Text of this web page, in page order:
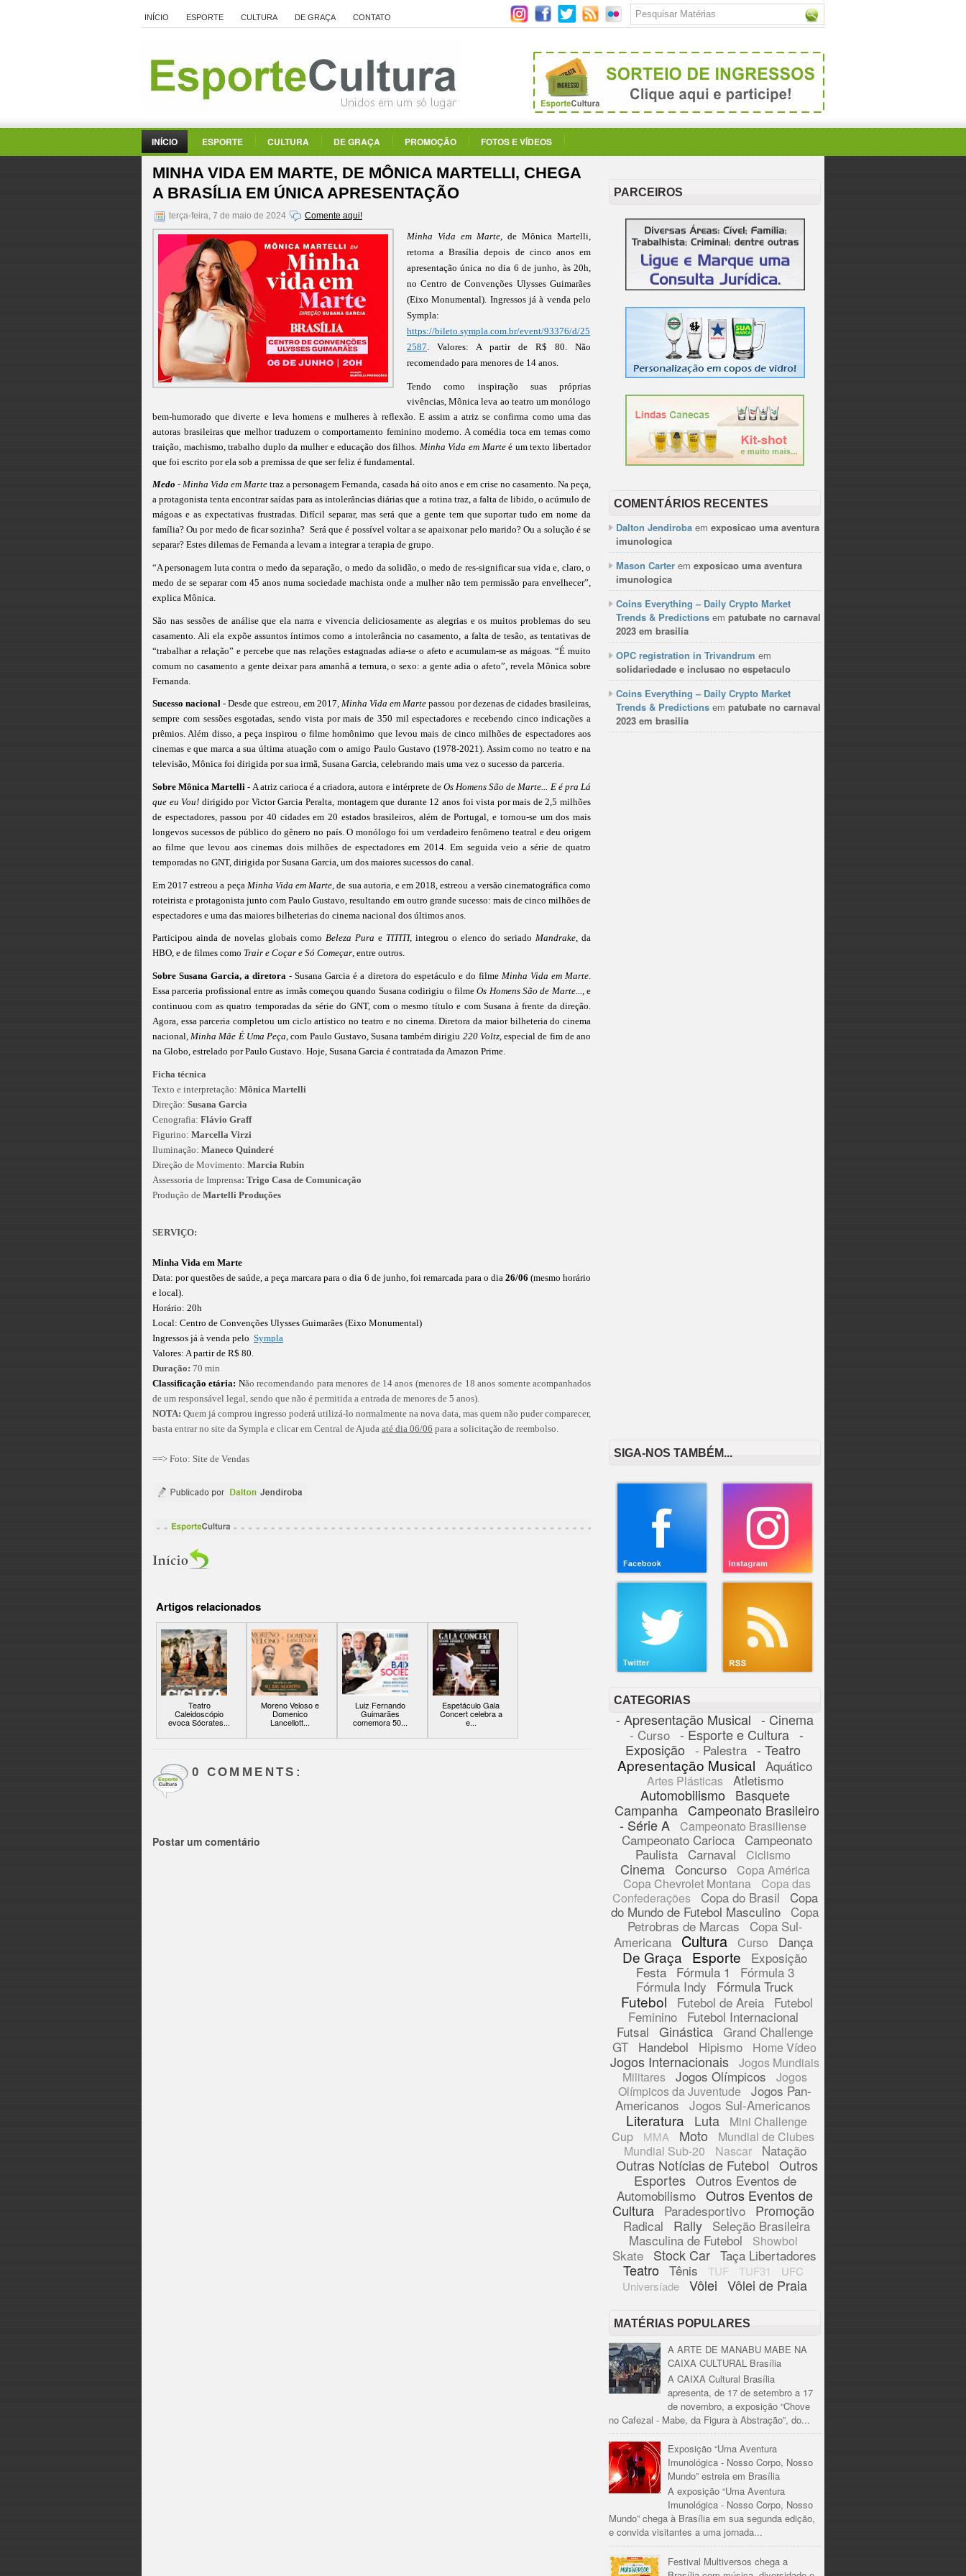
INÍCIO ESPORTE CULTURA DE GRAÇA CONTATO
INÍCIO ESPORTE CULTURA DE GRAÇA PROMOÇÃO FOTOS E VÍDEOS
MINHA VIDA EM MARTE, DE MÔNICA MARTELLI, CHEGA
A BRASÍLIA EM ÚNICA APRESENTAÇÃO
terça-feira, 7 de maio de 2024 Comente aqui!
Minha Vida em Marte, de Mônica Martelli,
retorna a Brasília depois de cinco anos em
apresentação única no dia 6 de junho, às 20h,
no Centro de Convenções Ulysses Guimarães
(Eixo Monumental). Ingressos já à venda pelo
Sympla:
https://bileto.sympla.com.br/event/93376/d/25
2587. Valores: A partir de R$ 80. Não
recomendado para menores de 14 anos.
Tendo como inspiração suas próprias
vivências, Mônica leva ao teatro um monólogo
bem-humorado que diverte e leva homens e mulheres à reflexão. E assim a atriz se confirma como uma das
autoras brasileiras que melhor traduzem o comportamento feminino moderno. A comédia toca em temas como
traição, machismo, trabalho duplo da mulher e educação dos filhos. Minha Vida em Marteé um texto libertador
que foi escrito por ela sob a premissa de que ser feliz é fundamental.
Medo - Minha Vida em Marte traz a personagem Fernanda, casada há oito anos e em crise no casamento. Na peça,
a protagonista tenta encontrar saídas para as intolerâncias diárias que a rotina traz, a falta de libido, o acúmulo de
mágoas e as expectativas frustradas. Difícil separar, mas será que a gente tem que suportar tudo em nome da
família? Ou por medo de ficar sozinha? Será que é possível voltar a se apaixonar pelo marido? Ou a solução é se
separar? Estes dilemas de Fernanda a levam a integrar a terapia de grupo.
“A personagem luta contra o medo da separação, o medo da solidão, o medo de res-significar sua vida e, claro, o
medo de se separar com 45 anos numa sociedade machista onde a mulher não tem permissão para envelhecer”,
explica Mônica.
São nas sessões de análise que ela narra e vivencia deliciosamente as alegrias e os muitos problemas do seu
casamento. Ali ela expõe assuntos íntimos como a intolerância no casamento, a falta de tesão, as tentativas de
“trabalhar a relação” e percebe que nas relações estagnadas adia-se o afeto e acumulam-se as mágoas. “É muito
comum no casamento a gente deixar para amanhã a ternura, o sexo: a gente adia o afeto”, revela Mônica sobre
Fernanda.
Sucesso nacional - Desde que estreou, em 2017, Minha Vida em Marte passou por dezenas de cidades brasileiras,
sempre com sessões esgotadas, sendo vista por mais de 350 mil espectadores e recebendo cinco indicações a
prêmios. Além disso, a peça inspirou o filme homônimo que levou mais de cinco milhões de espectadores aos
cinemas e que marca a sua última atuação com o amigo Paulo Gustavo (1978-2021). Assim como no teatro e na
televisão, Mônica foi dirigida por sua irmã, Susana Garcia, celebrando mais uma vez o sucesso da parceria.
Sobre Mônica Martelli- A atriz carioca é a criadora, autora e intérprete de Os Homens São de Marte... E é pra Lá
que eu Vou! dirigido por Victor Garcia Peralta, montagem que durante 12 anos foi vista por mais de 2,5 milhões
de espectadores, passou por 40 cidades em 20 estados brasileiros, além de Portugal, e tornou-se um dos mais
longevos sucessos de público do gênero no país. O monólogo foi um verdadeiro fenômeno teatral e deu origem
ao filme que levou aos cinemas dois milhões de espectadores em 2014. Em seguida veio a série de quatro
temporadas no GNT, dirigida por Susana Garcia, um dos maiores sucessos do canal.
Em 2017 estreou a peça Minha Vida em Marte , de sua autoria, e em 2018, estreou a versão cinematográfica como
roteirista e protagonista junto com Paulo Gustavo, resultando em outro grande sucesso: mais de cinco milhões de
espectadores e uma das maiores bilheterias do cinema nacional dos últimos anos.
Participou ainda de novelas globais como Beleza Pura e TITITI, integrou o elenco do seriado Mandrake, da
HBO, e de filmes como Trair e Coçar e Só Começar, entre outros.
Sobre Susana Garcia, a diretora- Susana Garcia é a diretora do espetáculo e do filme Minha Vida em Marte
Essa parceria profissional entre as irmãs começou quando Susana codirigiu o filmeOs Homens São de Marte...
, e
continuou com as quatro temporadas da série do GNT, com o mesmo título e com Susana à frente da direção.
Agora, essa parceria completou um ciclo artístico no teatro e no cinema. Diretora da maior bilheteria do cinema
nacional, Minha Mãe É Uma Peça , com Paulo Gustavo, Susana também dirigiu 220 Voltz, especial de fim de ano
na Globo, estrelado por Paulo Gustavo. Hoje, Susana Garcia é contratada da Amazon Prime.
Ficha técnica
Texto e interpretação: Mônica Martelli
Direção: Susana Garcia
Cenografia: Flávio Graff
Figurino: Marcella Virzi
Iluminação: Maneco Quinderé
Direção de Movimento: Marcia Rubin
Assessoria de Imprensa: Trigo Casa de Comunicação
Produção de Martelli Produções
SERVIÇO:
Minha Vida em Marte
Data: por questões de saúde, a peça marcara para o dia 6 de junho, foi remarcada para o dia 26/06 (mesmo horário
e local).
Horário: 20h
Local: Centro de Convenções Ulysses Guimarães (Eixo Monumental)
Ingressos já à venda pelo Sympla
Valores: A partir de R$ 80.
Duração: 70 min
Classificação etária: Não recomendando para menores de 14 anos (menores de 18 anos somente acompanhados
de um responsável legal, sendo que não é permitida a entrada de menores de 5 anos).
NOTA: Quem já comprou ingresso poderá utilizá-lo normalmente na nova data, mas quem não puder comparecer,
basta entrar no site da Sympla e clicar em Central de Ajuda até dia 06/06 para a solicitação de reembolso.
==> Foto: Site de Vendas
Artigos relacionados
Teatro
Caleidoscópio
evoca Sócrates...
Moreno Veloso e
Domenico
Lancellott...
Luiz Fernando
Guimarães
comemora 50...
Espetáculo Gala
Concert celebra a
e...
0 COMMENTS:
Postar um comentário
PARCEIROS
COMENTÁRIOS RECENTES
Dalton Jendiroba em exposicao uma aventura
imunologica
Mason Carter em exposicao uma aventura
imunologica
Coins Everything – Daily Crypto Market
Trends & Predictions em patubate no carnaval
2023 em brasilia
OPC registration in Trivandrum em
solidariedade e inclusao no espetaculo
Coins Everything – Daily Crypto Market
Trends & Predictions em patubate no carnaval
2023 em brasilia
SIGA-NOS TAMBÉM...
CATEGORIAS
- Apresentação Musical - Cinema
- Curso - Esporte e Cultura -
Exposição - Palestra - Teatro
Apresentação Musical Aquático
Artes Plásticas Atletismo
Automobilismo
Basquete
Campanha Campeonato Brasileiro
- Série A
Campeonato Brasiliense
Campeonato Carioca
Campeonato
Paulista Carnaval Ciclismo
Cinema Concurso
Copa América
Copa Chevrolet Montana
Copa das
Confederações
Copa do Brasil Copa
do Mundo de Futebol Masculino Copa
Petrobras de Marcas
Copa Sul-
Americana
Cultura Curso Dança
De Graça Esporte
Exposição
Festa
Fórmula 1
Fórmula 3
Fórmula Indy
Fórmula Truck
Futebol Futebol de Areia
Futebol
Feminino
Futebol Internacional
Futsal Ginástica Grand Challenge
GT Handebol Hipismo Home Vídeo
Jogos Internacionais
Jogos Mundiais
Militares
Jogos Olímpicos
Jogos
Olímpicos da Juventude
Jogos Pan-
Americanos Jogos Sul-Americanos
Literatura Luta
Mini Challenge
Cup
MMA Moto
Mundial de Clubes
Mundial Sub-20
Nascar Natação
Outras Notícias de Futebol Outros
Esportes Outros Eventos de
Automobilismo Outros Eventos de
Cultura
Paradesportivo Promoção
Radical Rally Seleção Brasileira
Masculina de Futebol
Showbol
Skate Stock Car Taça Libertadores
Teatro Tênis TUF TUF31
UFC
Universíade
Vôlei Vôlei de Praia
MATÉRIAS POPULARES
A ARTE DE MANABU MABE NA
CAIXA CULTURAL Brasília
A CAIXA Cultural Brasília
apresenta, de 17 de setembro a 17
de novembro, a exposição “Chove
no Cafezal - Mabe, da Figura à Abstração”, do...
Exposição “Uma Aventura
Imunológica - Nosso Corpo, Nosso
Mundo” estreia em Brasília
A exposição “Uma Aventura
Imunológica - Nosso Corpo, Nosso
Mundo” chega à Brasília em sua segunda edição,
e convida visitantes a uma jornada...
Festival Multiversos chega a